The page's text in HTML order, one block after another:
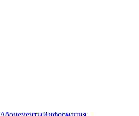
АбонементыИнформация